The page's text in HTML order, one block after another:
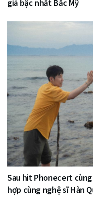
giá bậc nhất Bắc Mỹ
Sau hit Phonecert
hợp cùng nghệ sĩ Hàn